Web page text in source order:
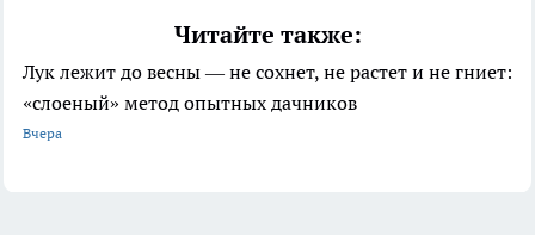
Читайте также:
Лук лежит до весны — не сохнет, не растет и не гниет:
«слоеный» метод опытных дачников
Вчера